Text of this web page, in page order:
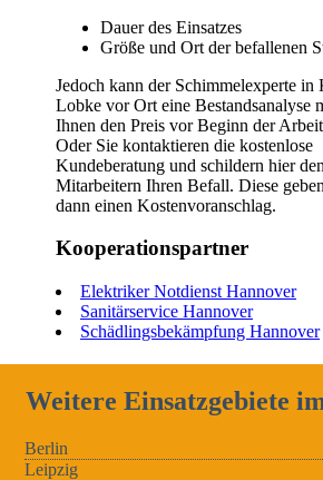
Dauer des Einsatzes
Größe und Ort der befallenen
Jedoch kann der Schimmelexperte in
Lobke vor Ort eine Bestandsanalyse
Ihnen den Preis vor Beginn der
Oder Sie kontaktieren die kostenlose
Kundeberatung und schildern hier den
Mitarbeitern Ihren Befall. Diese
dann einen Kostenvoranschlag.
Kooperationspartner
Elektriker Notdienst Hannover
Sanitärservice Hannover
Schädlingsbekämpfung Hannover
Weitere Einsatzgebiete
Berlin
Leipzig